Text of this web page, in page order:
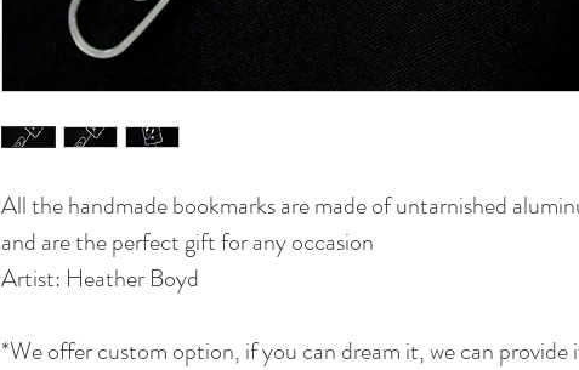
All the handmade bookmarks are made of untarnished
and are the perfect gift for any occasion
Artist: Heather Boyd
*We offer custom option, if you can dream it, we can provide